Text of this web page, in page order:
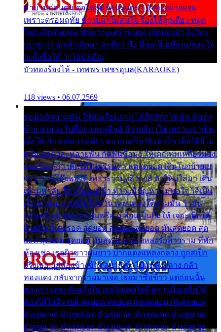
มาบานก่อนตูม ดุจไฟสุมร้อนรุมอุรา บัวทองผ่ายผอม
เพราะตรอมฤทัย ข้าวปลาไม่สนใจ ร้องไห้ลูกเดียว หยุด
โศก เสียเถิดทอง พักความเศร้าหมอง เถิดทองจ๋า ถึงใคร
เขาจะว่า ลูกเจ้าเกิดมา จะชื่อว่าไง พี่ขอเป็นเพื่อนปลอบใจ
จะตั้งชื่อให้ ว่าไอ้บังเอิญ
บัวทองร้องไห้ - เทพพร เพชรอุบล(KARAOKE)
118 views • 06.07.2569
พ่อส่งเงินสามพัน ให้ฉันเรียนราม ได้อีกสักสามพัน ฉันคง
บ๊าย บาย จะไปซื้อกางเกงยีนส์ ลีวายส์มาใส่ เพราะเราเป็น
เด็กใต้ ลีวายส์อย่างเดียว อยากจะโชว์ถึงหิวโซ เด็กใต้ก็ไม่
หวั่น ตกตัวละหลายพัน กัดฟันซื้อมา ให้เด็กเทพเหลียวมอง
และต้องรู้ว่า เด็กใต้ไม่ธรรมดา แต่สุดยอด เดินโยกย้ายเย
ยวน กวนโอ๊ยพอได้ เพราะว่านุ่งลีวายส์ ตัวใหม่ใส่มา เดิน
เข้ามหาลัย จิ๊กโก๊มองหน้า ท่าจะมีปัญหา ไม่พอใจ ได้เป็น
เรื่องแน่นอน แต่ฉันไม่หวั่น เลยแหลงใต้ถามมัน ว่ามัน
พรั่นพรือ มันตอบว่าไม่พรื่อ เปลี่ยนเป็นยิ้มให้ เจอะเด็กใต้
ด้วยกัน ก็เลยรอด สุดยอด สุดยอด สุดยอด มันสุดยอด สุด
ยอด สุดยอด สุดยอด มันสุดยอด แอบหลงรักสาวราม ที่พัก
ห้องเช่า เธอผิวขาวผมยาว ปากแดงแหลงกลาง ถูกสเป็ก
จริงเธอ อยู่ห้องข้างข้าง อยากเข้าไปแหลงกลาง กลัว
ทองแดง กลับจากรามมาเจอ เธอมาซื้อข้าว แต่ก่อนนั้น
สองเรา เจอะกันครั้งใด เธอไม่เคยไยดี คราวนี้เธอยิ้มให้
ต้องให้ใส่ลีวายส์ สุดยอด สุดยอด มันสุดยอด มันสุดยอด
มันสุดยอด มันสุดยอด มันสุดยอด มันสุดยอด มันสุดยอด
มันสุดยอด มันสุดยอด มันสุดยอด มันสุดยอด มันสุดยอด